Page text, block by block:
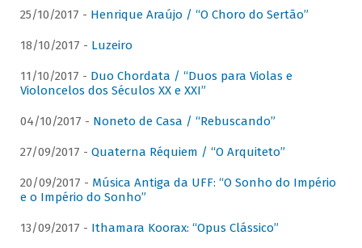
25/10/2017 - Henrique Araújo / “O Choro do Sertão”
18/10/2017 - Luzeiro
11/10/2017 - Duo Chordata / “Duos para Violas e
Violoncelos dos Séculos XX e XXI”
04/10/2017 - Noneto de Casa / “Rebuscando”
27/09/2017 - Quaterna Réquiem / “O Arquiteto”
20/09/2017 - Música Antiga da UFF: “O Sonho do Império
e o Império do Sonho”
13/09/2017 - Ithamara Koorax: “Opus Clássico”